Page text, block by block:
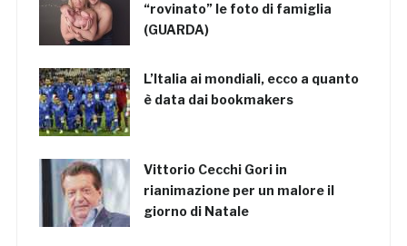
“rovinato” le foto di famiglia
(GUARDA)
L’Italia ai mondiali, ecco a quanto
è data dai bookmakers
Vittorio Cecchi Gori in
rianimazione per un malore il
giorno di Natale